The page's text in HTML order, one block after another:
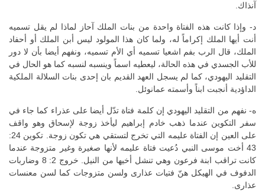
آنذاك.
د- وإذا كانت هذه الفتاة واحدة من بنات الملك آحاز لماذا لم يقل تسميه
أنت أيها الملك إكراماً له، ولما كان هذا المولود ليس أبن الملك أو أحفاد
الملك، قال الرب بفم اشعيا تسميه أي الأم تسميه، ونفهم أيضا بأن لا دور
للأب الجسدي في هذه الحالة، ليعطيه اسماً وينسبه لنسبه كما هو الحال في
التقليد اليهودي، كما لم يسجل العهد القديم بان إحدى بنات السلالة الملكية
الداؤدية أنجبت ابناً وأسمته عمانوئل.
ه- نفهم من التقليد اليهودي إن كلمة فتاة تدّل أيضا على عذراء كما جاء في
سفر التكوين عندما ذهب خادم إبراهيم ليأخذ زوجة لإسحاق وهو واقف
على العين إن الفتاة عليمه التي تخرج لتستقي هي تكون زوجة. تكوين 24:
43 أخت موسى النبي دُعيت فتاة عليمه لأنها صغيرة وغير متزوجة عندما
كانت تراقب ابنة فرعون وهي تنشل أخيها من النيل. خروج 2: 8 وضاربات
الدفوف في الهيكل هنّ فتيات عذارى ولسن متزوجات كما لسن معنسات
عذارى.